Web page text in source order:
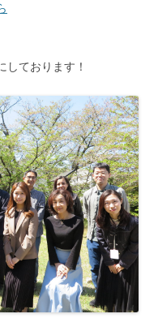
しております！